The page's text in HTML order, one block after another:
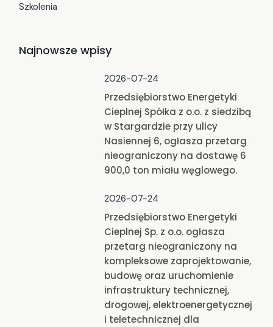
Szkolenia
Najnowsze wpisy
2026-07-24
Przedsiębiorstwo Energetyki
Cieplnej Spółka z o.o. z siedzibą
w Stargardzie przy ulicy
Nasiennej 6, ogłasza przetarg
nieograniczony na dostawę 6
900,0 ton miału węglowego.
2026-07-24
Przedsiębiorstwo Energetyki
Cieplnej Sp. z o.o. ogłasza
przetarg nieograniczony na
kompleksowe zaprojektowanie,
budowę oraz uruchomienie
infrastruktury technicznej,
drogowej, elektroenergetycznej
i teletechnicznej dla